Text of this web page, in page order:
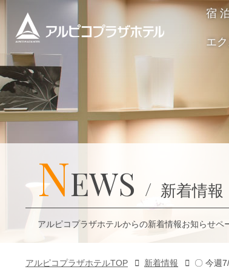
宿
エ
アルピコプラザホテルからの新着情報お知らせペ
NEWS 新着情報
アルピコプラザホテルTOP 新着情報 〇 今週